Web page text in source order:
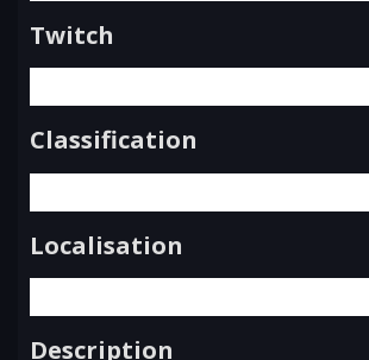
Twitch
Classification
Localisation
Description